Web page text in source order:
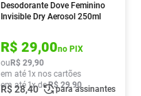
Desodorante Dove Feminino
Invisible Dry Aerosol 250ml
R$ 29,00no PIX
ou R$ 29,90
em até 1x nos cartões
em até 1x deR$ 29,90
R$28,40 para assinantes